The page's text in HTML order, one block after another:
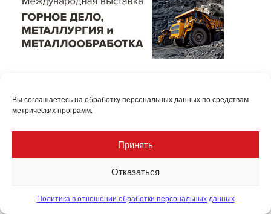
Вы соглашаетесь на обработку персональных данных по средствам
метрических программ.
Принять
Отказаться
Политика в отношении обработки персональных данных